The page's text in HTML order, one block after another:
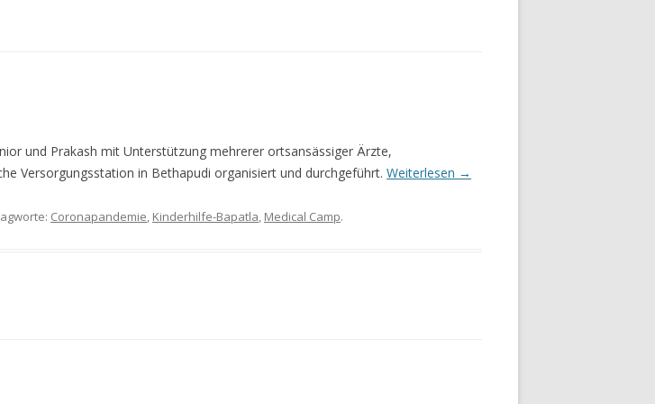
und Prakash mit Unterstützung mehrerer ortsansässiger Ärzte,
Versorgungsstation in Bethapudi organisiert und durchgeführt. Weiterlesen →
Coronapandemie, Kinderhilfe-Bapatla, Medical Camp.